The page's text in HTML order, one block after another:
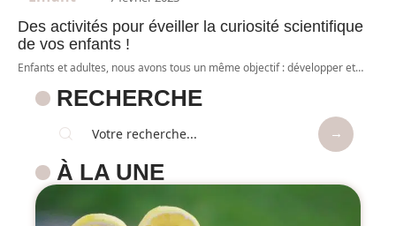
Des activités pour éveiller la curiosité scientifique
de vos enfants !
Enfants et adultes, nous avons tous un même objectif : développer et…
RECHERCHE
À LA UNE